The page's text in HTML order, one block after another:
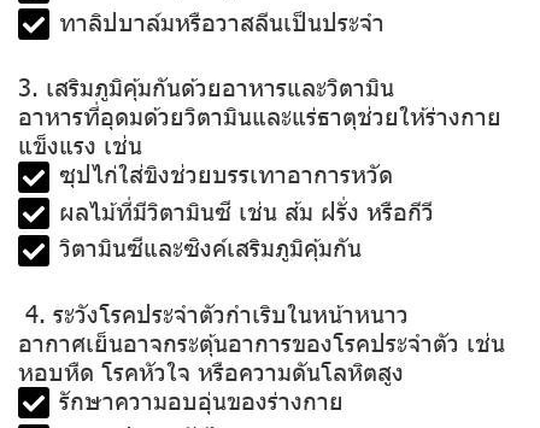
ทาลิปบาล์มหรือวาสลีนเป็นประจำ
3. เสริมภูมิคุ้มกันด้วยอาหารและวิตามิน
อาหารที่อุดมด้วยวิตามินและแร่ธาตุช่วยให้ร่างกาย
แข็งแรง เช่น
ซุปไก่ใส่ขิงช่วยบรรเทาอาการหวัด
ผลไม้ที่มีวิตามินซี เช่น ส้ม ฝรั่ง หรือกีวี
วิตามินซีและซิงค์เสริมภูมิคุ้มกัน
️ 4. ระวังโรคประจำตัวกำเริบในหน้าหนาว
อากาศเย็นอาจกระตุ้นอาการของโรคประจำตัว เช่น
หอบหืด โรคหัวใจ หรือความดันโลหิตสูง
รักษาความอบอุ่นของร่างกาย